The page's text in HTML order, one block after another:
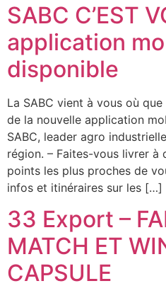
SABC C’EST
application
disponible
La SABC vient à vous où
de la nouvelle application
SABC, leader agro
région. – Faites-vous livrer à
points les plus proches de
infos et itinéraires sur les […]
33 Export –
MATCH ET
CAPSULE